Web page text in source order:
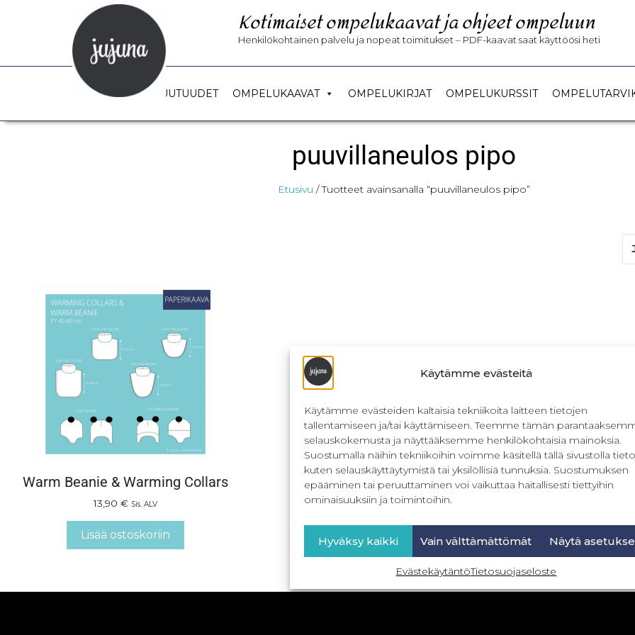
Käytämme evästeitä
Käytämme evästeiden kaltaisia tekniikoita laitteen tietojen
tallentamiseen ja/tai käyttämiseen. Teemme tämän
selauskokemusta ja näyttääksemme henkilökohtaisia mainoksia.
Suostumalla näihin tekniikoihin voimme käsitellä tällä sivustolla
kuten selauskäyttäytymistä tai yksilöllisiä tunnuksia. Suostumuksen
epääminen tai peruuttaminen voi vaikuttaa haitallisesti tiettyihin
ominaisuuksiin ja toimintoihin.
Hyväksy kaikki Vain välttämättömät Näytä
EvästekäytäntöTietosuojaseloste
Kotimaiset ompelukaavat ja ohjeet ompeluun
Henkilökohtainen palvelu ja nopeat toimitukset – PDF-kaavat saat käyttöösi heti
UUTUUDET OMPELUKAAVAT OMPELUKIRJAT OMPELUKURSSIT
puuvillaneulos pipo
Etusivu / Tuotteet avainsanalla “puuvillaneulos pipo”
Warm Beanie & Warming Collars
13,90 € Sis. ALV
Lisää ostoskoriin